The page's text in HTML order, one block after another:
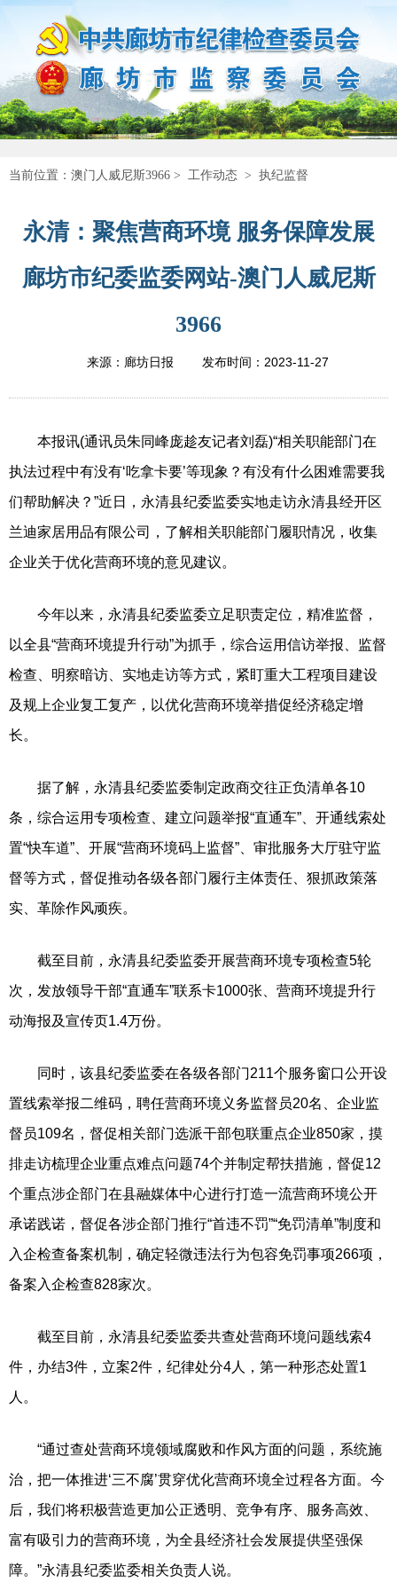
当前位置： 澳门人威尼斯3966 > 工作动态 > 执纪监督
永清：聚焦营商环境 服务保障发展
廊坊市纪委监委网站-澳门人威尼斯
3966
来源：廊坊日报 发布时间： 2023-11-27
本报讯(通讯员朱同峰庞趁友记者刘磊)“相关职能部门在
执法过程中有没有‘吃拿卡要’等现象？有没有什么困难需要我
们帮助解决？”近日，永清县纪委监委实地走访永清县经开区
兰迪家居用品有限公司，了解相关职能部门履职情况，收集
企业关于优化营商环境的意见建议。
今年以来，永清县纪委监委立足职责定位，精准监督，
以全县“营商环境提升行动”为抓手，综合运用信访举报、监督
检查、明察暗访、实地走访等方式，紧盯重大工程项目建设
及规上企业复工复产，以优化营商环境举措促经济稳定增
长。
据了解，永清县纪委监委制定政商交往正负清单各10
条，综合运用专项检查、建立问题举报“直通车”、开通线索处
置“快车道”、开展“营商环境码上监督”、审批服务大厅驻守监
督等方式，督促推动各级各部门履行主体责任、狠抓政策落
实、革除作风顽疾。
截至目前，永清县纪委监委开展营商环境专项检查5轮
次，发放领导干部“直通车”联系卡1000张、营商环境提升行
动海报及宣传页1.4万份。
同时，该县纪委监委在各级各部门211个服务窗口公开设
置线索举报二维码，聘任营商环境义务监督员20名、企业监
督员109名，督促相关部门选派干部包联重点企业850家，摸
排走访梳理企业重点难点问题74个并制定帮扶措施，督促12
个重点涉企部门在县融媒体中心进行打造一流营商环境公开
承诺践诺，督促各涉企部门推行“首违不罚”“免罚清单”制度和
入企检查备案机制，确定轻微违法行为包容免罚事项266项，
备案入企检查828家次。
截至目前，永清县纪委监委共查处营商环境问题线索4
件，办结3件，立案2件，纪律处分4人，第一种形态处置1
人。
“通过查处营商环境领域腐败和作风方面的问题，系统施
治，把一体推进‘三不腐’贯穿优化营商环境全过程各方面。今
后，我们将积极营造更加公正透明、竞争有序、服务高效、
富有吸引力的营商环境，为全县经济社会发展提供坚强保
障。”永清县纪委监委相关负责人说。